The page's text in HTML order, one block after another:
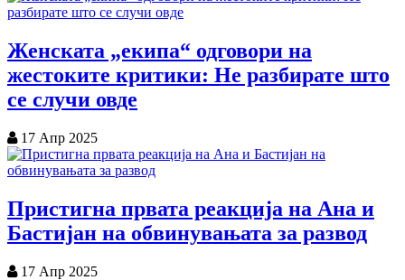
Женската „екипа“ одговори на
жестоките критики: Не разбирате што
се случи овде
17 Апр 2025
Пристигна првата реакција на Ана и
Бастијан на обвинувањата за развод
17 Апр 2025